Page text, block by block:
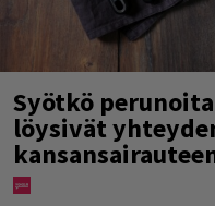
Syötkö
löysivät